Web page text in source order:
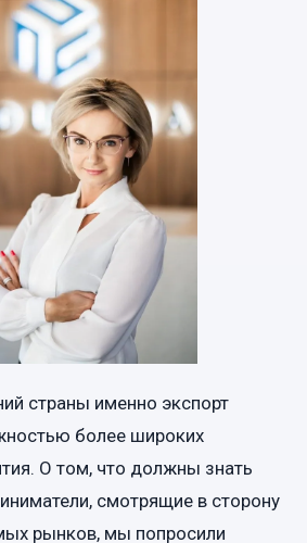
страны именно экспорт
более широких
О том, что должны знать
смотрящие в сторону
рынков, мы попросили